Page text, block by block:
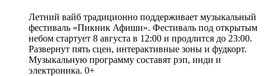
Летний вайб традиционно поддерживает музыкальный
фестиваль «Пикник Афиши». Фестиваль под открытым
небом стартует 8 августа в 12:00 и продлится до 23:00.
Развернут пять сцен, интерактивные зоны и фудкорт.
Музыкальную программу составят рэп, инди и
электроника. 0+